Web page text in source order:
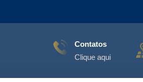
Contatos
Clique aqui